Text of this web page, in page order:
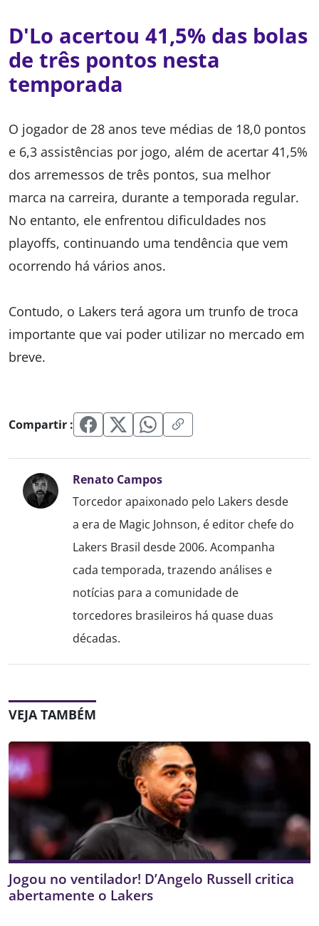
D'Lo acertou 41,5% das bolas
de três pontos nesta
temporada
O jogador de 28 anos teve médias de 18,0 pontos
e 6,3 assistências por jogo, além de acertar 41,5%
dos arremessos de três pontos, sua melhor
marca na carreira, durante a temporada regular.
No entanto, ele enfrentou dificuldades nos
playoffs, continuando uma tendência que vem
ocorrendo há vários anos.
Contudo, o Lakers terá agora um trunfo de troca
importante que vai poder utilizar no mercado em
breve.
Compartir :
Renato Campos
Torcedor apaixonado pelo Lakers desde
a era de Magic Johnson, é editor chefe do
Lakers Brasil desde 2006. Acompanha
cada temporada, trazendo análises e
notícias para a comunidade de
torcedores brasileiros há quase duas
décadas.
VEJA TAMBÉM
Jogou no ventilador! D’Angelo Russell critica
abertamente o Lakers